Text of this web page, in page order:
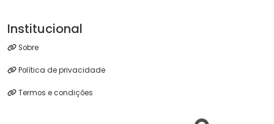
Institucional
Sobre
Política de privacidade
Termos e condições